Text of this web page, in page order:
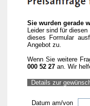
Sie wurden gerade
Leider sind für
dieses Formular
Angebot zu.
Wenn Sie weitere
000 52 27an. Wir
Details zur
Datum am/von